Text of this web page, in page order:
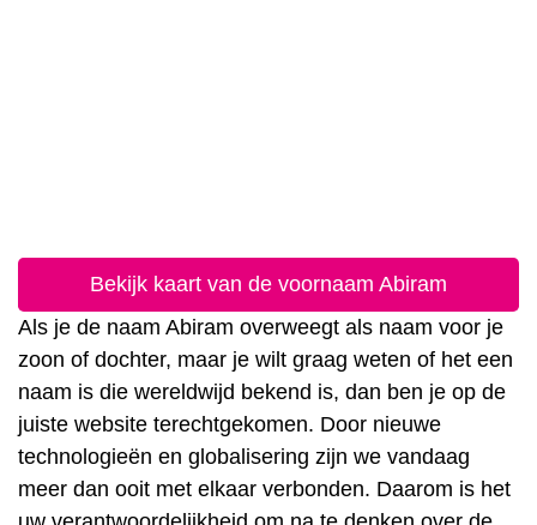
Bekijk kaart van de voornaam Abiram
Als je de naam Abiram overweegt als naam voor je
zoon of dochter, maar je wilt graag weten of het een
naam is die wereldwijd bekend is, dan ben je op de
juiste website terechtgekomen. Door nieuwe
technologieën en globalisering zijn we vandaag
meer dan ooit met elkaar verbonden. Daarom is het